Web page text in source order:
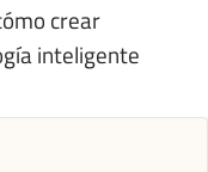
crear
inteligente